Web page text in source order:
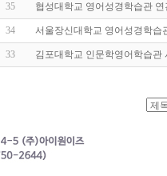
35 협성대학교 영어성경학습관
34 서울장신대학교 영어성경학습
33 김포대학교 인문학영어학습관